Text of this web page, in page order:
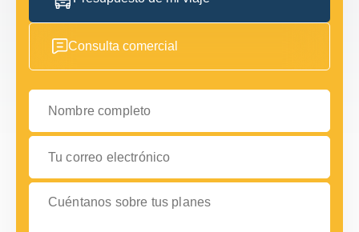
Consulta comercial
Nombre completo
Tu correo electrónico
Cuéntanos sobre tus planes